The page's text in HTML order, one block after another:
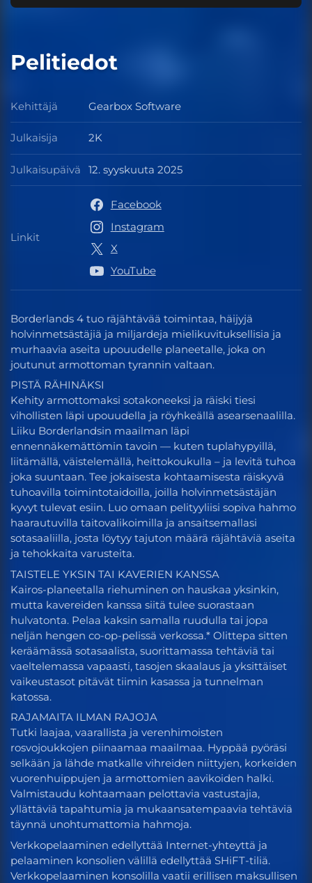
Pelitiedot
Borderlands 4 tuo räjähtävää toimintaa, häijyjä
holvinmetsästäjiä ja miljardeja mielikuvituksellisia ja
murhaavia aseita upouudelle planeetalle, joka on
joutunut armottoman tyrannin valtaan.
PISTÄ RÄHINÄKSI
Kehity armottomaksi sotakoneeksi ja räiski tiesi
vihollisten läpi upouudella ja röyhkeällä asearsenaalilla.
Liiku Borderlandsin maailman läpi
ennennäkemättömin tavoin — kuten tuplahypyillä,
liitämällä, väistelemällä, heittokoukulla – ja levitä tuhoa
joka suuntaan. Tee jokaisesta kohtaamisesta räiskyvä
tuhoavilla toimintotaidoilla, joilla holvinmetsästäjän
kyvyt tulevat esiin. Luo omaan pelityyliisi sopiva hahmo
haarautuvilla taitovalikoimilla ja ansaitsemallasi
sotasaaliilla, josta löytyy tajuton määrä räjähtäviä aseita
ja tehokkaita varusteita.
TAISTELE YKSIN TAI KAVERIEN KANSSA
Kairos-planeetalla riehuminen on hauskaa yksinkin,
mutta kavereiden kanssa siitä tulee suorastaan
hulvatonta. Pelaa kaksin samalla ruudulla tai jopa
neljän hengen co-op-pelissä verkossa.* Olittepa sitten
keräämässä sotasaalista, suorittamassa tehtäviä tai
vaeltelemassa vapaasti, tasojen skaalaus ja yksittäiset
vaikeustasot pitävät tiimin kasassa ja tunnelman
katossa.
RAJAMAITA ILMAN RAJOJA
Tutki laajaa, vaarallista ja verenhimoisten
rosvojoukkojen piinaamaa maailmaa. Hyppää pyöräsi
selkään ja lähde matkalle vihreiden niittyjen, korkeiden
vuorenhuippujen ja armottomien aavikoiden halki.
Valmistaudu kohtaamaan pelottavia vastustajia,
yllättäviä tapahtumia ja mukaansatempaavia tehtäviä
täynnä unohtumattomia hahmoja.
Verkkopelaaminen edellyttää Internet-yhteyttä ja
pelaaminen konsolien välillä edellyttää SHiFT-tiliä.
Verkkopelaaminen konsolilla vaatii erillisen maksullisen
Kehittäjä Kehittäjä
Gearbox Software
Julkaisija Julkaisija
2K
Julkaisupäivä Julkaisupäivä
12. syyskuuta 2025
Linkit Linkit
Facebook
Instagram
X
YouTube